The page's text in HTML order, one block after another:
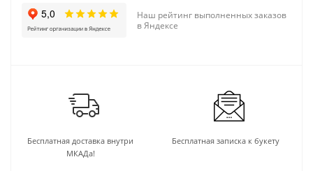
Наш рейтинг выполненных заказов
в Яндексе
Бесплатная доставка внутри
МКАДа!
Бесплатная записка к букету